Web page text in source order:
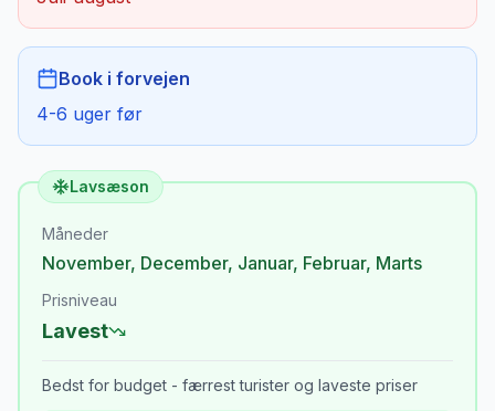
Book i forvejen
4-6 uger før
Lavsæson
Måneder
November, December, Januar, Februar, Marts
Prisniveau
Lavest
Bedst for budget - færrest turister og laveste priser